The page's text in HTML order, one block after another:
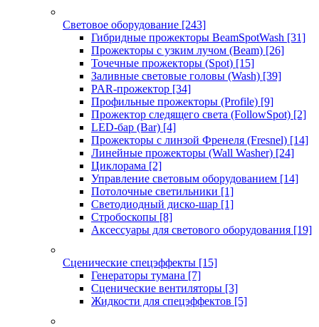
Световое оборудование [243]
Гибридные прожекторы BeamSpotWash [31]
Прожекторы с узким лучом (Beam) [26]
Точечные прожекторы (Spot) [15]
Заливные световые головы (Wash) [39]
PAR-прожектор [34]
Профильные прожекторы (Profile) [9]
Прожектор следящего света (FollowSpot) [2]
LED-бар (Bar) [4]
Прожекторы с линзой Френеля (Fresnel) [14]
Линейные прожекторы (Wall Washer) [24]
Циклорама [2]
Управление световым оборудованием [14]
Потолочные светильники [1]
Светодиодный диско-шар [1]
Стробоскопы [8]
Аксессуары для светового оборудования [19]
Сценические спецэффекты [15]
Генераторы тумана [7]
Сценические вентиляторы [3]
Жидкости для спецэффектов [5]